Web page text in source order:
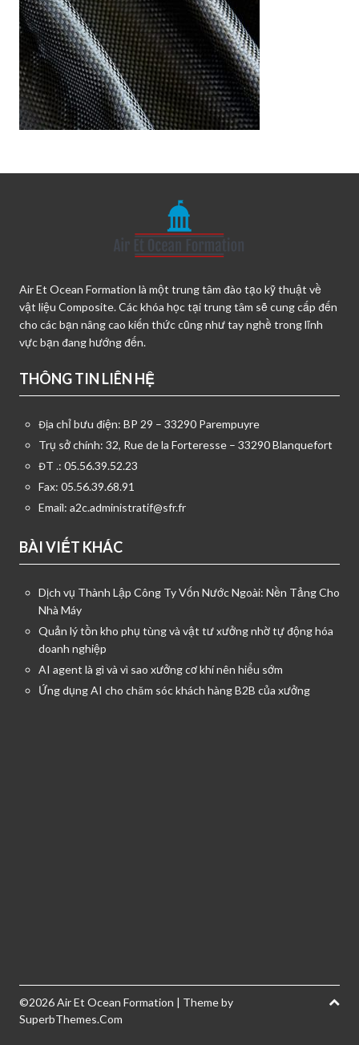
Air Et Ocean Formation là một trung tâm đào tạo kỹ thuật về
vật liệu Composite. Các khóa học tại trung tâm sẽ cung cấp đến
cho các bạn nâng cao kiến thức cũng như tay nghề trong lĩnh
vực bạn đang hướng đến.
THÔNG TIN LIÊN HỆ
Địa chỉ bưu điện: BP 29 – 33290 Parempuyre
Trụ sở chính: 32, Rue de la Forteresse – 33290 Blanquefort
ĐT .: 05.56.39.52.23
Fax: 05.56.39.68.91
Email: a2c.administratif@sfr.fr
BÀI VIẾT KHÁC
Dịch vụ Thành Lập Công Ty Vốn Nước Ngoài: Nền Tảng Cho
Nhà Máy
Quản lý tồn kho phụ tùng và vật tư xưởng nhờ tự động hóa
doanh nghiệp
AI agent là gì và vì sao xưởng cơ khí nên hiểu sớm
Ứng dụng AI cho chăm sóc khách hàng B2B của xưởng
©2026 Air Et Ocean Formation | Theme by
SuperbThemes.Com